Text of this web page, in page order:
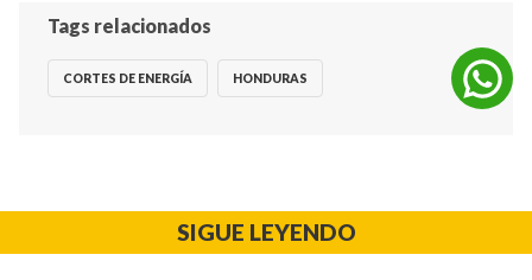
Tags relacionados
CORTES DE ENERGÍA HONDURAS
SIGUE LEYENDO